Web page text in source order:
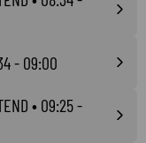
- 09:00
• 09:25 -